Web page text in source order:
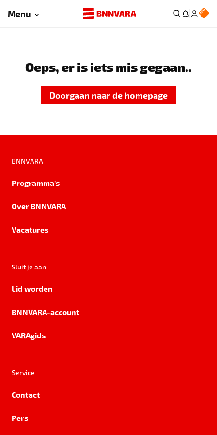
Menu
Oeps, er is iets mis gegaan..
Doorgaan naar de homepage
BNNVARA
Programma's
Over BNNVARA
Vacatures
Sluit je aan
Lid worden
BNNVARA-account
VARAgids
Service
Contact
Pers